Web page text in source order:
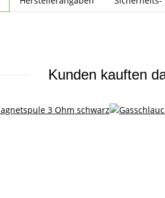
Kunden kauften